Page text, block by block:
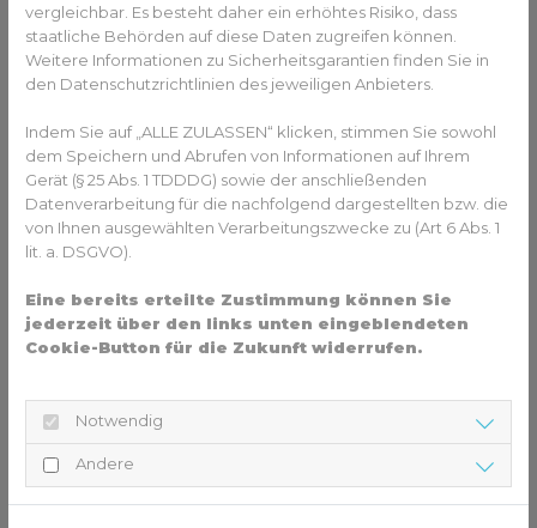
Raffinierter Zucker (Süßigkeiten, Weißmehlprodukte) lässt
den Blutzucker schnell ansteigen und genauso schnell
wieder abfallen. Das verstärkt Heißhunger und Müdigkeit.
dagegen langanhaltende Energie. Das ist leichter gesagt
als getan, wenn der Heißhunger schon ruft: Meistens
verlangt er nicht gerade nach Süßkartoffeln,Quinoa-
Salat mit Brokkoli, oder einemNaturreisgericht. Aber:
Es hilft!
vergleichbar. Es besteht daher ein erhöhtes Risiko, dass
staatliche Behörden auf diese Daten zugreifen können.
Weitere Informationen zu Sicherheitsgarantien finden Sie in
den Datenschutzrichtlinien des jeweiligen Anbieters.
Indem Sie auf „ALLE ZULASSEN“ klicken, stimmen Sie sowohl
dem Speichern und Abrufen von Informationen auf Ihrem
Gerät (§ 25 Abs. 1 TDDDG) sowie der anschließenden
Datenverarbeitung für die nachfolgend dargestellten bzw. die
von Ihnen ausgewählten Verarbeitungszwecke zu (Art 6 Abs. 1
lit. a. DSGVO).
Eine bereits erteilte Zustimmung können Sie
jederzeit über den links unten eingeblendeten
Cookie-Button für die Zukunft widerrufen.
Notwendig
Andere